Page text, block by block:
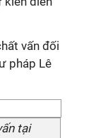
vấn đối
pháp Lê
tại